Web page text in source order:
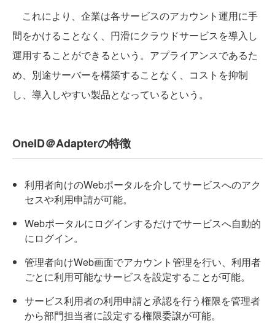
これにより、企業は各サービスのアカウント運用に手
間をかけることなく、円滑にクラウドサービスを導入し
運用することができるという。アプライアンスであるた
め、別途サーバーを構築することなく、コストを抑制
し、導入しやすい製品となっているという。
OneID＠Adapterの特徴
利用者向けのWebポータルを介してサービスへのアク
セスや利用申請が可能。
Webポータルにログインするだけでサービスへ自動的
にログイン。
管理者向けWeb画面でアカウント管理を行い、利用者
ごとに利用可能なサービスを設定することが可能。
サービス利用者の利用申請と承認を行う権限を管理者
から部門担当者に設定する権限委譲が可能。